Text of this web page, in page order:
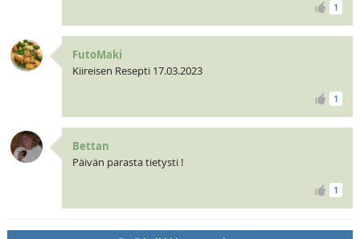
1
FutoMaki
Kiireisen Resepti 17.03.2023
1
Bettan
Päivän parasta tietysti !
1